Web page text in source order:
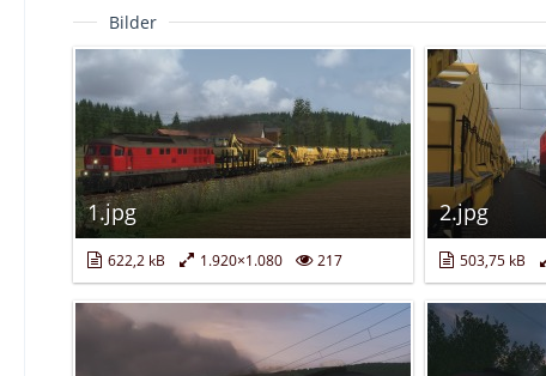
Bilder
1.jpg
622,2 kB 1.920×1.080 217
2.jpg
503,75 kB